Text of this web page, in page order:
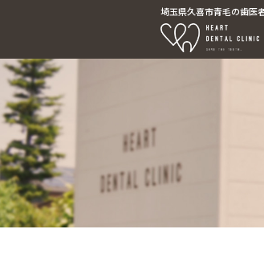
埼玉県久喜市青毛の歯医